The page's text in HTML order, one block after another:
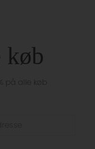
køb
på alle køb